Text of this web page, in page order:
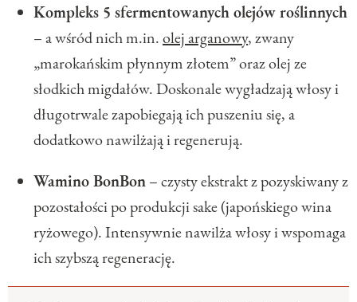
Kompleks 5 sfermentowanych olejów roślinnych
– a wśród nich m.in.olej arganowy, zwany
„marokańskim płynnym złotem” oraz olej ze
słodkich migdałów. Doskonale wygładzają włosy i
długotrwale zapobiegają ich puszeniu się, a
dodatkowo nawilżają i regenerują.
Wamino BonBon– czysty ekstrakt z pozyskiwany z
pozostałości po produkcji sake (japońskiego wina
ryżowego). Intensywnie nawilża włosy i wspomaga
ich szybszą regenerację.